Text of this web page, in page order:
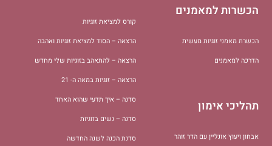
הכשרות למאמנים
הכשרת מאמני זוגיות מעשית
הדרכה למאמנים
תהליכי אימון
אבחון ויעוץ אונליין עם הדר זוהר
קורס למציאת זוגיות
הרצאה – הסוד למציאת זוגיות ואהבה
הרצאה – להתאהב בזוגיות שלי מחדש
הרצאה – זוגיות במאה ה- 21
סדנה – איך תדעי שהוא האחד
סדנה – נשים בזוגיות
סדנת הכנה לשנה החדשה